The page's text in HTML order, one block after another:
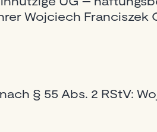
Wojciech Franciszek
§ 55 Abs. 2 RStV: